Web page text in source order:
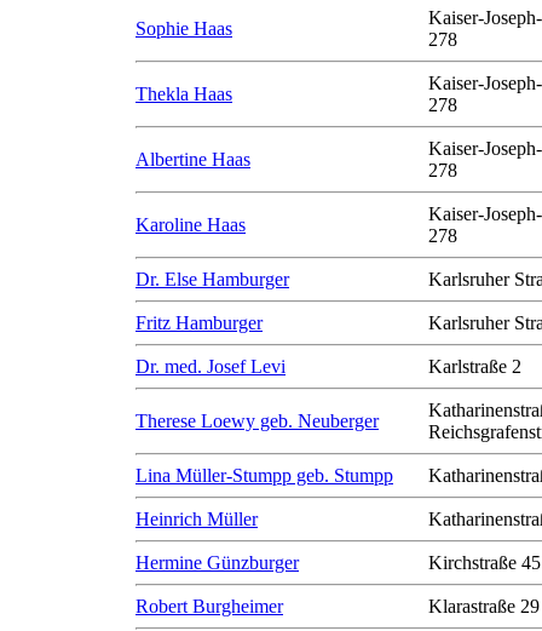
Sophie Haas
Kaiser-
278
Thekla Haas
Kaiser-
278
Albertine Haas
Kaiser-
278
Karoline Haas
Kaiser-
278
Dr. Else Hamburger Karlsruher
Fritz Hamburger Karlsruher
Dr. med. Josef Levi Karlstraße 2
Therese Loewy geb. Neuberger
Lina Müller-Stumpp geb. Stumpp
Heinrich Müller
Hermine Günzburger Kirchstraße 45
Robert Burgheimer Klarastraße 29